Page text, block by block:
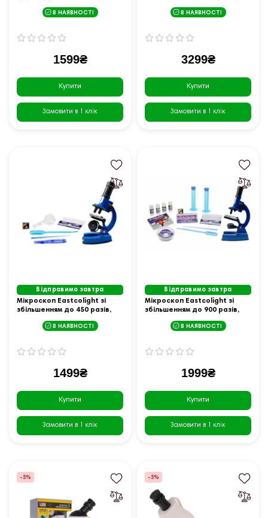
В НАЯВНОСТІ
1599₴
Купити
Замовити в 1 клік
В НАЯВНОСТІ
3299₴
Купити
Замовити в 1 клік
Відправимо завтра
Мікроскоп Eastcolight зі
збільшенням до 450 разів,
В НАЯВНОСТІ
1499₴
Купити
Замовити в 1 клік
Відправимо завтра
Мікроскоп Eastcolight зі
збільшенням до 900 разів,
В НАЯВНОСТІ
1999₴
Купити
Замовити в 1 клік
-5% -5%